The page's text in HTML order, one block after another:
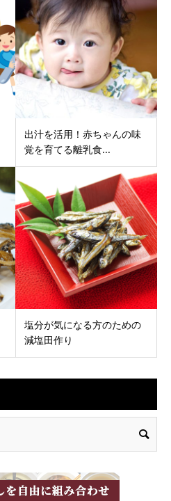
出汁を活用！赤ちゃんの味
覚を育てる離乳食...
塩分が気になる方のための
減塩田作り